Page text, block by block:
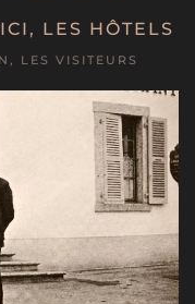
, LES HÔTELS
, LES VISITEURS